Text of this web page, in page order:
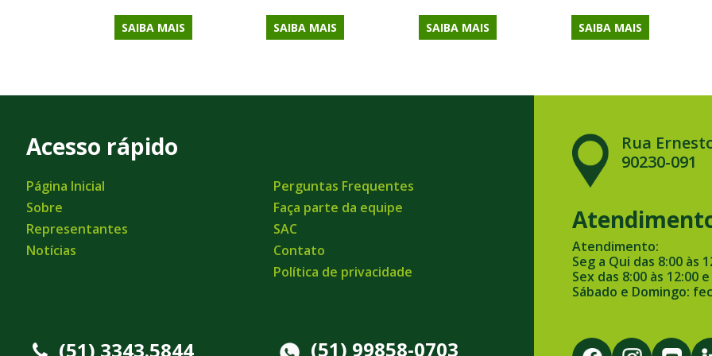
SAIBA MAIS SAIBA MAIS SAIBA MAIS SAIBA MAIS
Acesso rápido
Página Inicial
Sobre
Representantes
Notícias
Perguntas Frequentes
Faça parte da equipe
SAC
Contato
Política de privacidade
(51) 3343.5844 (51) 99858-0703
Rua
90230-091
Atendimento:
Seg a Qui das 8:00 às
Sex das 8:00 às 12:00
Sábado e Domingo: